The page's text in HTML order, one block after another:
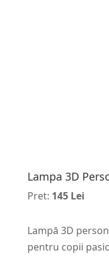
Lampa 3D
Pret: 145 Lei
Lampă 3D
pentru copii